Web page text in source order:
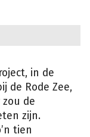
in de
de Rode Zee,
de
zijn.
tien